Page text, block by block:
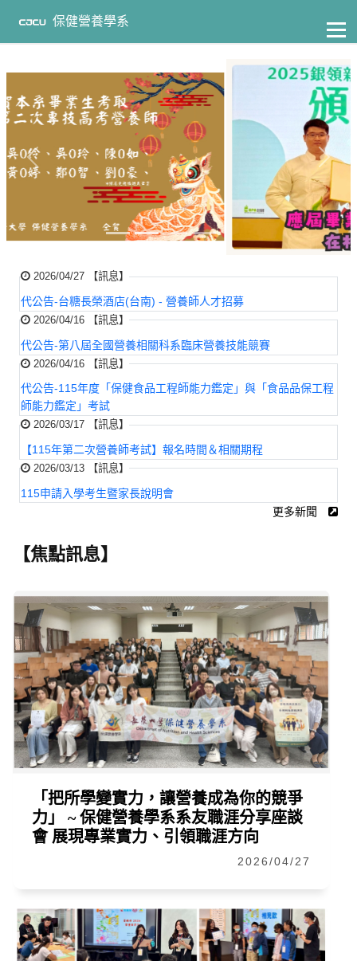
主
容
保健營養學系
Previous Next
2026/04/27 【訊息】
代公告-台糖長榮酒店(台南) - 營養師人才招募
2026/04/16 【訊息】
代公告-第八屆全國營養相關科系臨床營養技能競賽
2026/04/16 【訊息】
代公告-115年度「保健食品工程師能力鑑定」與「食品品保工程
師能力鑑定」考試
2026/03/17 【訊息】
【115年第二次營養師考試】報名時間＆相關期程
2026/03/13 【訊息】
115申請入學考生暨家長說明會
更多新聞
【焦點訊息】
「把所學變實力，讓營養成為你的競爭
力」 ~ 保健營養學系系友職涯分享座談
會 展現專業實力、引領職涯方向
2026/04/27